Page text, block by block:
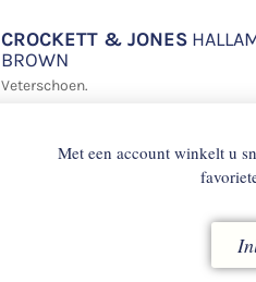
CROCKETT & JONES
BROWN
Veterschoen.
Met een account winkelt u